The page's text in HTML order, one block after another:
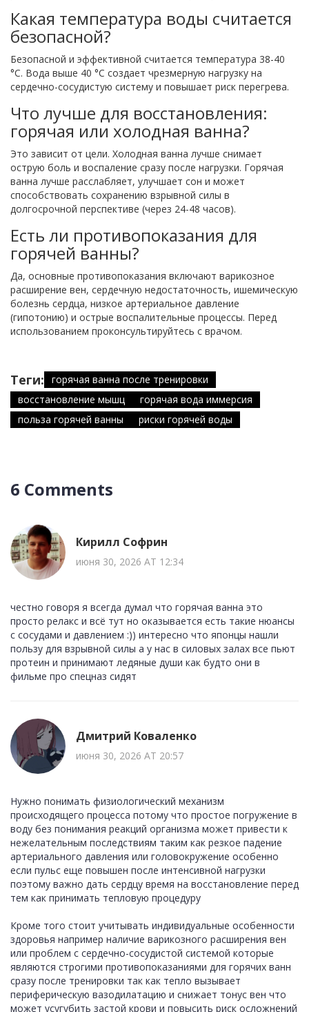
Какая температура воды считается
безопасной?
Безопасной и эффективной считается температура 38-40
°C. Вода выше 40 °C создает чрезмерную нагрузку на
сердечно-сосудистую систему и повышает риск перегрева.
Что лучше для восстановления:
горячая или холодная ванна?
Это зависит от цели. Холодная ванна лучше снимает
острую боль и воспаление сразу после нагрузки. Горячая
ванна лучше расслабляет, улучшает сон и может
способствовать сохранению взрывной силы в
долгосрочной перспективе (через 24-48 часов).
Есть ли противопоказания для
горячей ванны?
Да, основные противопоказания включают варикозное
расширение вен, сердечную недостаточность, ишемическую
болезнь сердца, низкое артериальное давление
(гипотонию) и острые воспалительные процессы. Перед
использованием проконсультируйтесь с врачом.
Теги:
горячая ванна после тренировки
восстановление мышц
горячая вода иммерсия
польза горячей ванны
риски горячей воды
6 Comments
Кирилл Софрин
июня 30, 2026 AT 12:34
честно говоря я всегда думал что горячая ванна это
просто релакс и всё тут но оказывается есть такие нюансы
с сосудами и давлением :)) интересно что японцы нашли
пользу для взрывной силы а у нас в силовых залах все пьют
протеин и принимают ледяные души как будто они в
фильме про спецназ сидят
Дмитрий Коваленко
июня 30, 2026 AT 20:57
Нужно понимать физиологический механизм
происходящего процесса потому что простое погружение в
воду без понимания реакций организма может привести к
нежелательным последствиям таким как резкое падение
артериального давления или головокружение особенно
если пульс еще повышен после интенсивной нагрузки
поэтому важно дать сердцу время на восстановление перед
тем как принимать тепловую процедуру
Кроме того стоит учитывать индивидуальные особенности
здоровья например наличие варикозного расширения вен
или проблем с сердечно-сосудистой системой которые
являются строгими противопоказаниями для горячих ванн
сразу после тренировки так как тепло вызывает
периферическую вазодилатацию и снижает тонус вен что
может усугубить застой крови и повысить риск осложнений